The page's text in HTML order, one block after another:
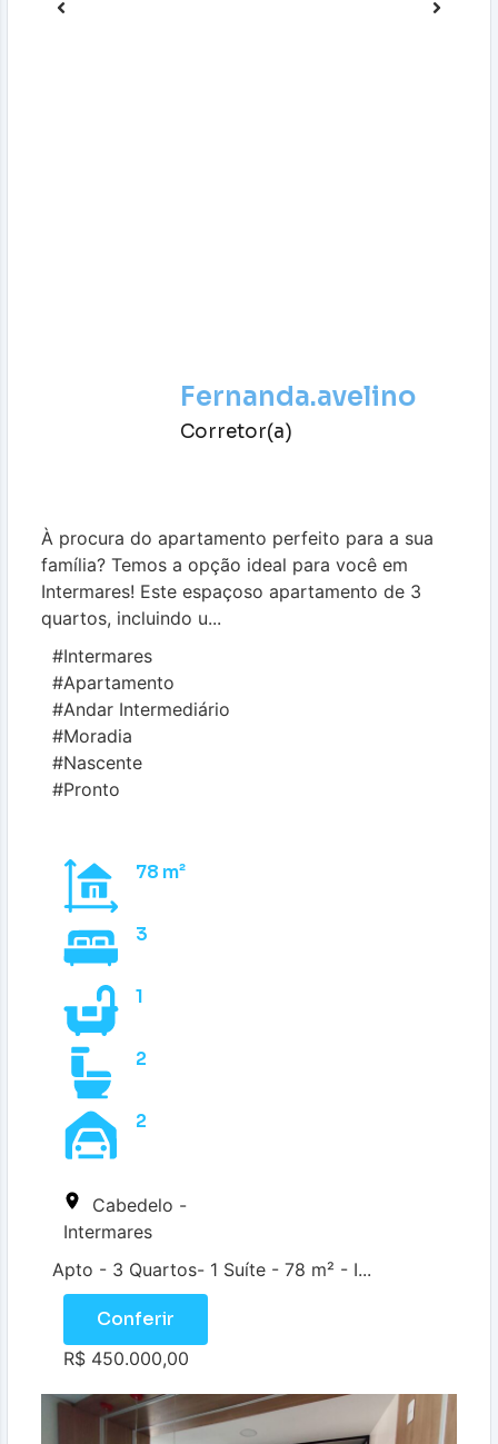
Fernanda.avelino
Corretor(a)
À procura do apartamento perfeito para a sua
família? Temos a opção ideal para você em
Intermares! Este espaçoso apartamento de 3
quartos, incluindo u...
#Intermares
#Apartamento
#Andar Intermediário
#Moradia
#Nascente
#Pronto
78 m²
3
1
2
2
Cabedelo -
Intermares
Apto - 3 Quartos- 1 Suíte - 78 m² - I...
Conferir
R$ 450.000,00